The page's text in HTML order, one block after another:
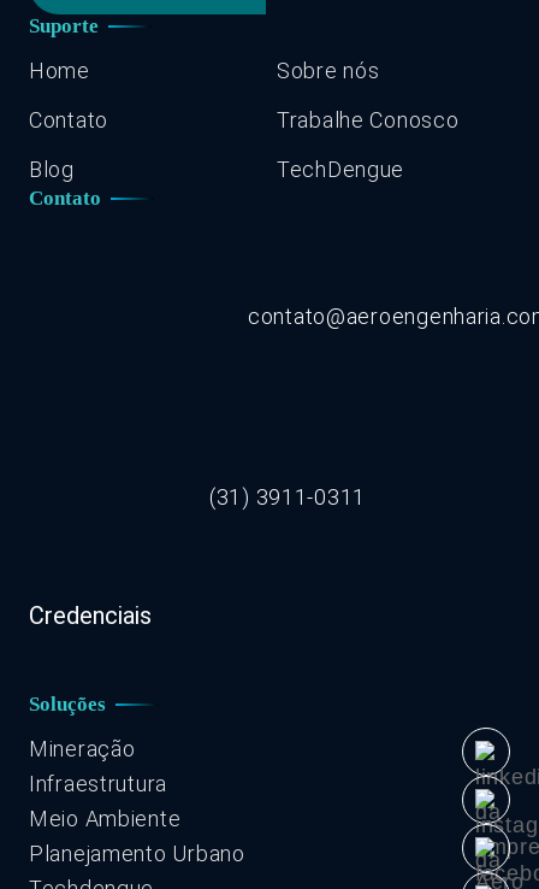
Suporte
Home
Sobre nós
Contato
Trabalhe Conosco
Blog
TechDengue
Contato
(31) 3911-0311
Credenciais
Soluções
Mineração
Infraestrutura
Meio Ambiente
Planejamento Urbano